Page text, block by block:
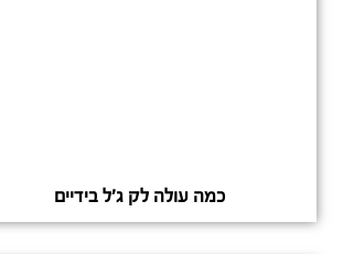
כמה עולה לק ג'ל בידיים